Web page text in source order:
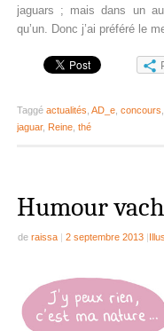
jaguars ; mais dans un
qu’un. Donc j’ai préféré le
Taggé actualités AD_e, concours
jaguar, Reine, thé
Humour
de raissa | 2 septembre 2013 |